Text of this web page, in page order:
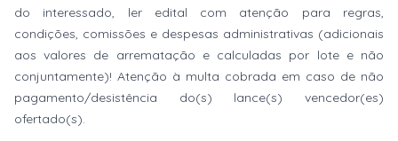
do interessado, ler edital com atenção para regras,
condições, comissões e despesas administrativas (adicionais
aos valores de arrematação e calculadas por lote e não
conjuntamente)! Atenção à multa cobrada em caso de não
pagamento/desistência do(s) lance(s) vencedor(es)
ofertado(s).